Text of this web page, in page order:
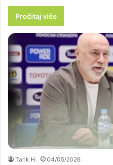
Pročitaj više
Tarik H. 04/05/2026